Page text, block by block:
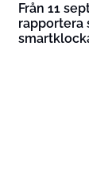
Från 11
rapportera